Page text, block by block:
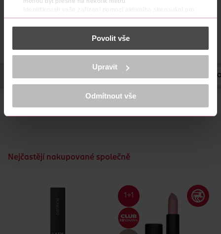
Identifikovali vaše zařízení pomocí aktivního skenování pro
konkrétní charakteristiky (otisk prstu)
Zjistěte více o tom, jak zpracováváme vaše osobní údaje, a nastavte
části s podrobnostmi . Svůj souhlas můžete kdykoliv
K provozu stránek, personalizaci obsahu a reklam, funkcí sociálních
médií, analýze návštěvnosti, které mohou nést osobní údaje.
Více najdete vprohlášení o ochraně osobních údajů.
Děkujeme za pochopení. >více o cookies<
Povolit vše
Upravit
Odmítnout vše
NÁZEV VÝROBCE/
Inovativní složení s minerály. Balení obsahuje aplikátor.
Nejčastějí nakupované společně